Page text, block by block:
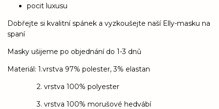
pocit luxusu
Dobřejte si kvalitní spánek a vyzkoušejte naší Elly-masku na
spaní
Masky ušijeme po objednání do 1-3 dnů
Materiál: 1.vrstva 97% polester, 3% elastan
2. vrstva 100% polyester
3. vrstva 100% morušové hedvábí